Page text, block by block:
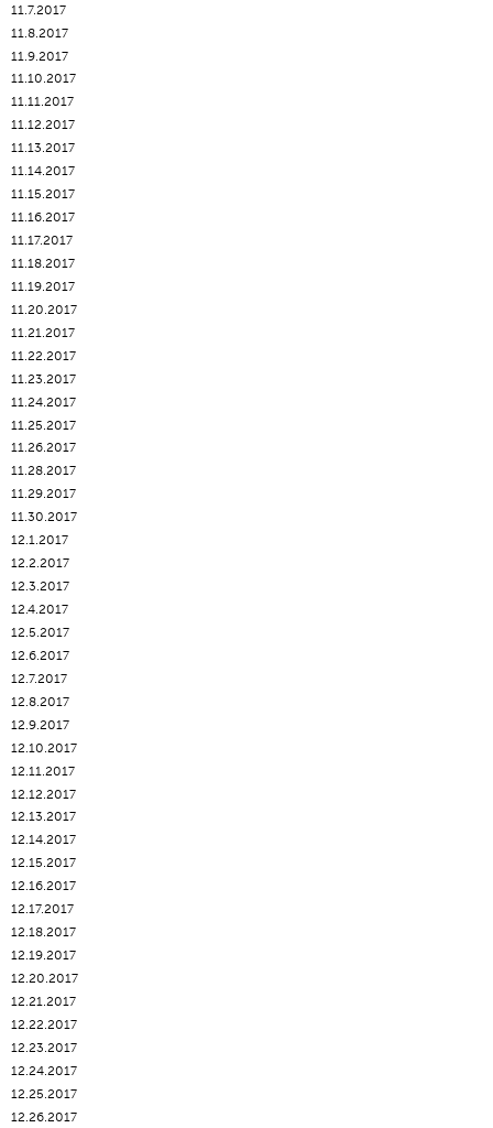
11.7.2017
11.8.2017
11.9.2017
11.10.2017
11.11.2017
11.12.2017
11.13.2017
11.14.2017
11.15.2017
11.16.2017
11.17.2017
11.18.2017
11.19.2017
11.20.2017
11.21.2017
11.22.2017
11.23.2017
11.24.2017
11.25.2017
11.26.2017
11.28.2017
11.29.2017
11.30.2017
12.1.2017
12.2.2017
12.3.2017
12.4.2017
12.5.2017
12.6.2017
12.7.2017
12.8.2017
12.9.2017
12.10.2017
12.11.2017
12.12.2017
12.13.2017
12.14.2017
12.15.2017
12.16.2017
12.17.2017
12.18.2017
12.19.2017
12.20.2017
12.21.2017
12.22.2017
12.23.2017
12.24.2017
12.25.2017
12.26.2017